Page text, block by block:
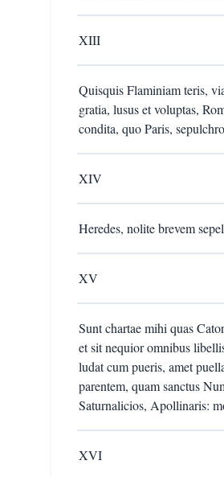
XIII
Quisquis Flaminiam teris,
gratia, lusus et voluptas,
condita, quo Paris,
XIV
Heredes, nolite brevem
XV
Sunt chartae mihi quas
et sit nequior omnibus
ludat cum pueris, amet
parentem, quam sanctus
Saturnalicios, Apollinaris:
XVI